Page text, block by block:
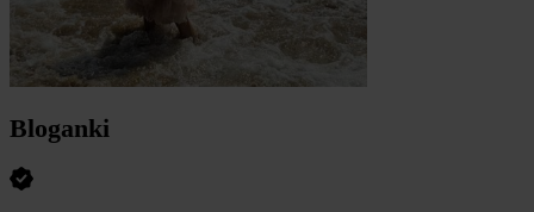
Bloganki